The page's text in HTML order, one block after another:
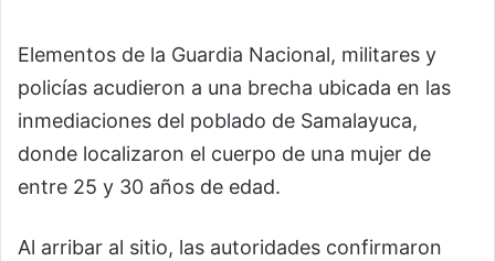
Elementos de la Guardia Nacional, militares y
policías acudieron a una brecha ubicada en las
inmediaciones del poblado de Samalayuca,
donde localizaron el cuerpo de una mujer de
entre 25 y 30 años de edad.
Al arribar al sitio, las autoridades confirmaron